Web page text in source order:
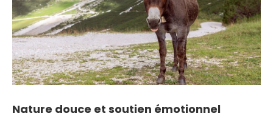
Nature douce et soutien émotionnel